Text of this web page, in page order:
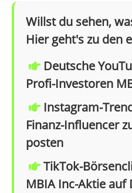
Willst du sehen,
Hier geht's zu den
Deutsche
Profi-Investoren
Instagram-
Finanz-Influencer
posten
TikTok-
MBIA Inc-Aktie